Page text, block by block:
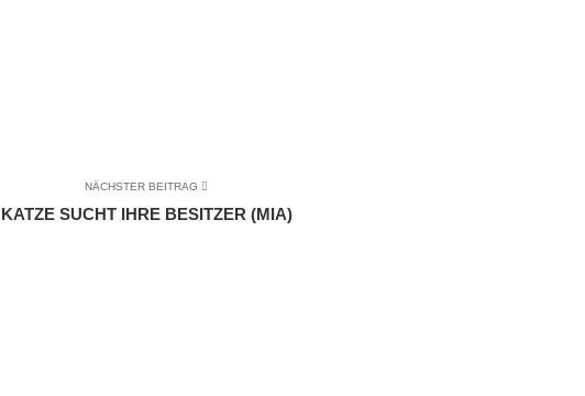
NÄCHSTER BEITRAG
KATZE SUCHT IHRE BESITZER (MIA)